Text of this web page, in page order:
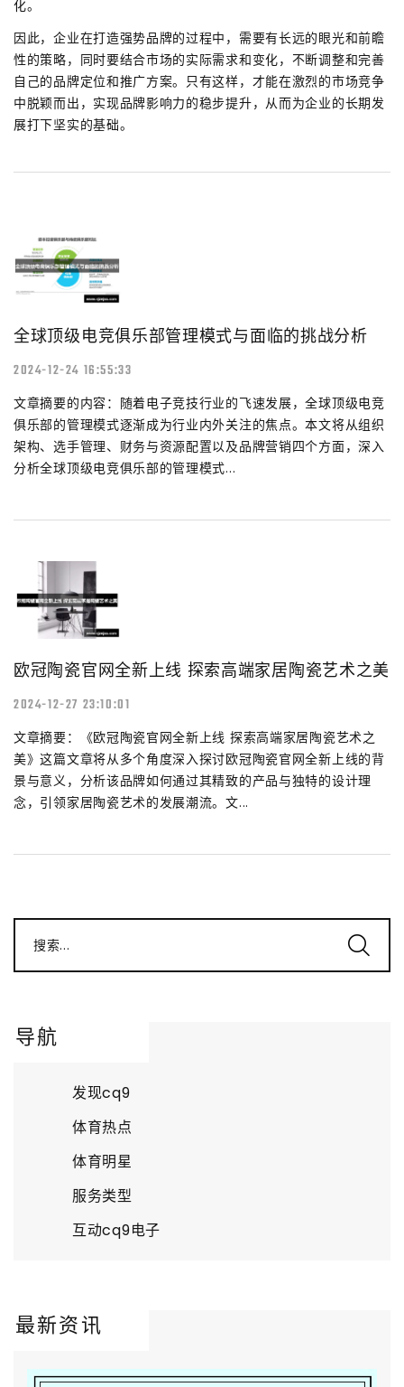
化。
因此，企业在打造强势品牌的过程中，需要有长远的眼光和前瞻
性的策略，同时要结合市场的实际需求和变化，不断调整和完善
自己的品牌定位和推广方案。只有这样，才能在激烈的市场竞争
中脱颖而出，实现品牌影响力的稳步提升，从而为企业的长期发
展打下坚实的基础。
全球顶级电竞俱乐部管理模式与面临的挑战分析
2024-12-24 16:55:33
文章摘要的内容：随着电子竞技行业的飞速发展，全球顶级电竞
俱乐部的管理模式逐渐成为行业内外关注的焦点。本文将从组织
架构、选手管理、财务与资源配置以及品牌营销四个方面，深入
分析全球顶级电竞俱乐部的管理模式...
欧冠陶瓷官网全新上线 探索高端家居陶瓷艺术之美
2024-12-27 23:10:01
文章摘要：《欧冠陶瓷官网全新上线 探索高端家居陶瓷艺术之
美》这篇文章将从多个角度深入探讨欧冠陶瓷官网全新上线的背
景与意义，分析该品牌如何通过其精致的产品与独特的设计理
念，引领家居陶瓷艺术的发展潮流。文...
搜索...
导航
发现cq9
体育热点
体育明星
服务类型
互动cq9电子
最新资讯